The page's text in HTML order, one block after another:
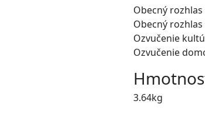
Obecný
Obecný
Ozvučenie
Ozvučenie
3.64kg